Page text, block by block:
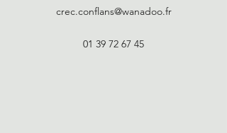
crec.conflans@wanadoo.fr
01 39 72 67 45